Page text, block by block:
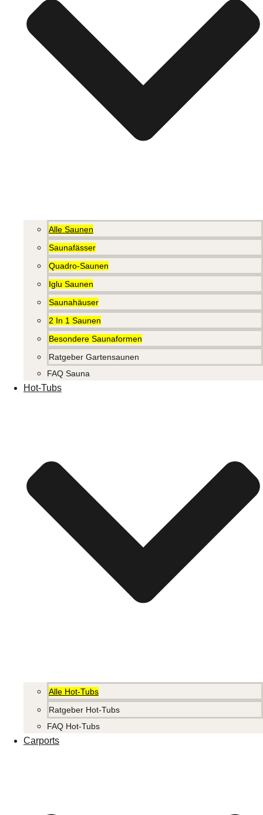
Alle Saunen
Saunafässer
Quadro-Saunen
Iglu Saunen
Saunahäuser
2 In 1 Saunen
Besondere Saunaformen
Ratgeber Gartensaunen
FAQ Sauna
Hot-Tubs
Alle Hot-Tubs
Ratgeber Hot-Tubs
FAQ Hot-Tubs
Carports